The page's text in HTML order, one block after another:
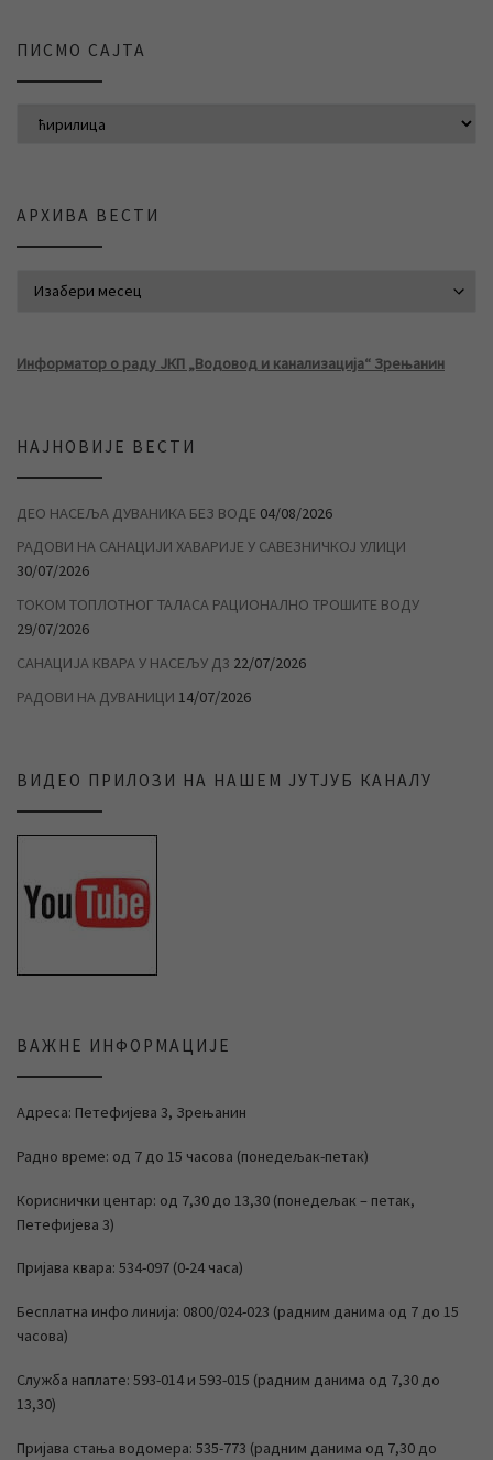
ПИСМО САЈТА
АРХИВА ВЕСТИ
Информатор о раду ЈКП „Водовод и канализација“ Зрењанин
НАЈНОВИЈЕ ВЕСТИ
ДЕО НАСЕЉА ДУВАНИКА БЕЗ ВОДЕ 04/08/2026
РАДОВИ НА САНАЦИЈИ ХАВАРИЈЕ У САВЕЗНИЧКОЈ УЛИЦИ
30/07/2026
ТОКОМ ТОПЛОТНОГ ТАЛАСА РАЦИОНАЛНО ТРОШИТЕ ВОДУ
29/07/2026
САНАЦИЈА КВАРА У НАСЕЉУ Д3 22/07/2026
РАДОВИ НА ДУВАНИЦИ 14/07/2026
ВИДЕО ПРИЛОЗИ НА НАШЕМ ЈУТЈУБ КАНАЛУ
ВАЖНЕ ИНФОРМАЦИЈЕ
Адреса: Петефијева 3, Зрењанин
Радно време: од 7 до 15 часова (понедељак-петак)
Кориснички центар: од 7,30 до 13,30 (понедељак – петак,
Петефијева 3)
Пријава квара: 534-097 (0-24 часа)
Бесплатна инфо линија: 0800/024-023 (радним данима од 7 до 15
часова)
Служба наплате: 593-014 и 593-015 (радним данима од 7,30 до
13,30)
Пријава стања водомера: 535-773 (радним данима од 7,30 до